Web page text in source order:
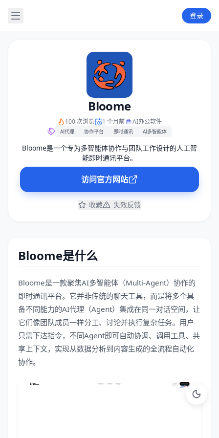
登录
Bloome
100 次浏览 1 个月前 AI办公软件
AI代理 协作平台 即时通讯 AI多智能体
Bloome是一个专为多智能体协作与团队工作设计的人工智
能即时通讯平台。
访问官方网站
收藏 失效反馈
Bloome是什么
Bloome是一款聚焦AI多智能体（Multi-Agent）协作的
即时通讯平台。它并非传统的聊天工具，而是将多个具
备不同能力的AI代理（Agent）集成在同一对话空间，让
它们像团队成员一样分工、讨论并执行复杂任务。用户
只需下达指令，不同Agent即可自动协调、调用工具、共
享上下文，实现从数据分析到内容生成的全流程自动化
协作。